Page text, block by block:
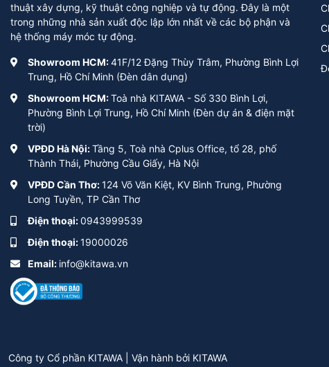
thuật xây dựng, kỹ thuật công nghiệp và tự động. Đây là một
trong những nhà sản xuất độc lập lớn nhất về các bộ phận và
hệ thống máy móc tự động.
Showroom HCM:41F/12 Đặng Thùy Trâm, Phường Bình Lợi
Trung, Hồ Chí Minh (Đèn dân dụng)
Showroom HCM:Toà nhà KITAWA - Số 330 Bình Lợi,
Phường Bình Lợi Trung, Hồ Chí Minh (Đèn dự án & điện mặt
trời)
VPĐD Hà Nội:Tầng 5, Toà nhà Cplus Office, tổ 28, phố
Thành Thái, Phường Cầu Giấy, Hà Nội
VPĐD Cần Thơ:124 Võ Văn Kiệt, KV Bình Trung, Phường
Long Tuyền, TP Cần Thơ
Điện thoại:0943999539
Điện thoại:19000026
Email: info@kitawa.vn
Công ty Cổ phần KITAWA | Vận hành bởi KITAWA